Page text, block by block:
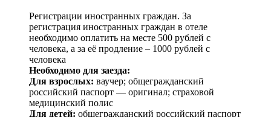
Регистрации иностранных граждан. За
регистрация иностранных граждан в отеле
необходимо оплатить на месте 500 рублей с
человека, а за её продление – 1000 рублей с
человека
Необходимо для заезда:
Для взрослых: ваучер; общегражданский
российский паспорт — оригинал; страховой
медицинский полис
Для детей: общегражданский российский паспорт